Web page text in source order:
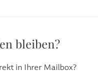
bleiben?
in Ihrer Mailbox?